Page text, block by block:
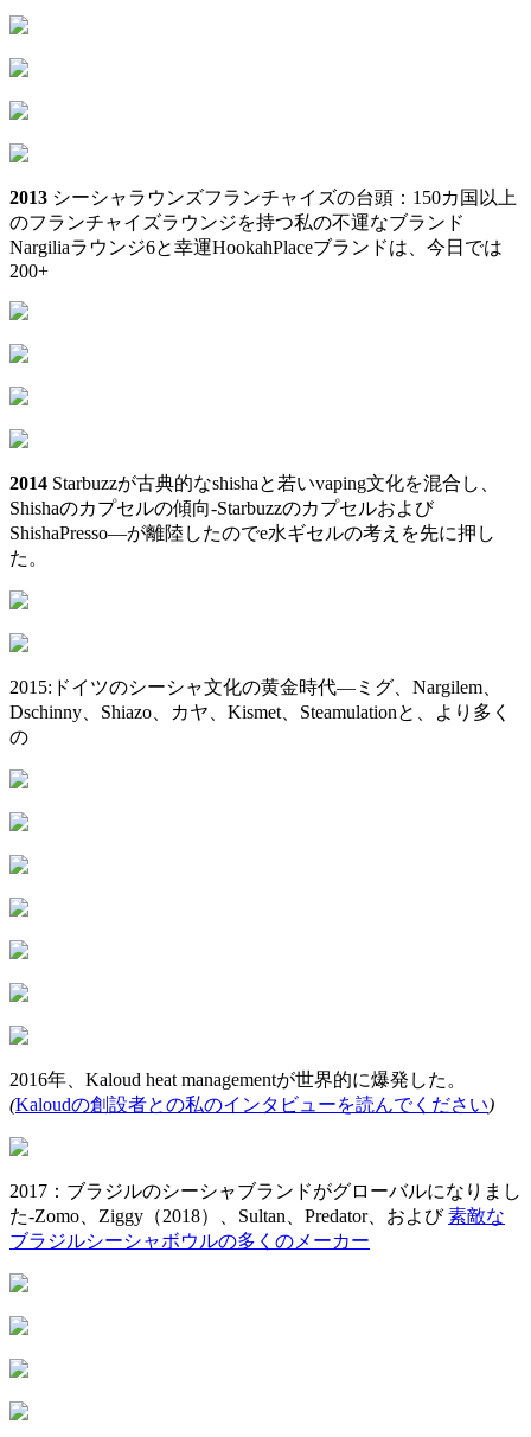
2013 シーシャラウンズフランチャイズの台頭：150カ国以上
のフランチャイズラウンジを持つ私の不運なブランド
Nargiliaラウンジ6と幸運HookahPlaceブランドは、今日では
200+
2014 Starbuzzが古典的なshishaと若いvaping文化を混合し、
Shishaのカプセルの傾向‑Starbuzzのカプセルおよび
ShishaPresso—が離陸したのでe水ギセルの考えを先に押し
た。
2015:ドイツのシーシャ文化の黄金時代—ミグ、Nargilem、
Dschinny、Shiazo、カヤ、Kismet、Steamulationと、より多く
の
2016年、Kaloud heat managementが世界的に爆発した。
(Kaloudの創設者との私のインタビューを読んでください)
2017：ブラジルのシーシャブランドがグローバルになりまし
た-Zomo、Ziggy（2018）、Sultan、Predator、および素敵な
ブラジルシーシャボウルの多くのメーカー